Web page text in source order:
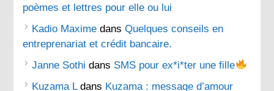
poèmes et lettres pour elle ou lui
Kadio Maxime dansQuelques conseils en
entreprenariat et crédit bancaire.
Janne Sothi dans SMS pour ex*i*ter une fille
Kuzama Ldans Kuzama : message d’amour